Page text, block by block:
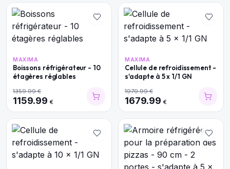
MAXIMA
Boissons réfrigérateur - 10
étagères réglables
1359.99€
1159.99 €
MAXIMA
Cellule de refroidissement -
s'adapte à 5 x 1/1 GN
1979.99€
1679.99 €